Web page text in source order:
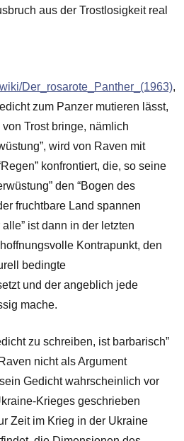
aus der Trostlosigkeit real
Der_rosarote_Panther_(1963),
zum Panzer mutieren lässt,
Trost bringe, nämlich
wird von Raven mit
konfrontiert, die, so seine
den “Bogen des
fruchtbare Land spannen
ist dann in der letzten
Kontrapunkt, den
bedingte
und der angeblich jede
mache.
zu schreiben, ist barbarisch”
nicht als Argument
Gedicht wahrscheinlich vor
Krieges geschrieben
Zeit im Krieg in der Ukraine